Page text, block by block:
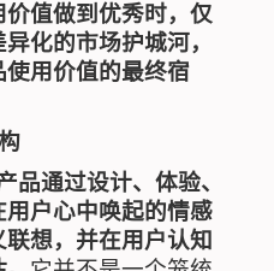
值做到优秀时，仅
化的市场护城河，
用价值的最终宿
品通过设计、体验、
户心中唤起的情感
想，并在用户认知